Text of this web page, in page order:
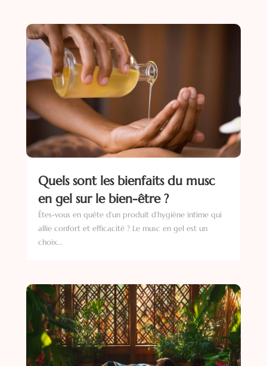
Quels sont les bienfaits du musc
en gel sur le bien-être ?
Êtes-vous en quête d’un produit d’hygiène intime qui
allie confort et efficacité ? Le musc en gel est un
choix...